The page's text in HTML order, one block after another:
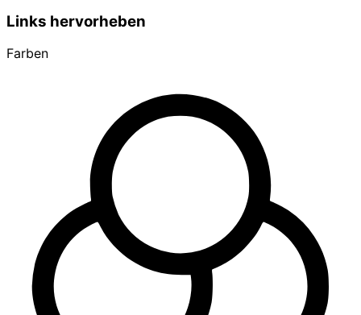
Links hervorheben
Farben